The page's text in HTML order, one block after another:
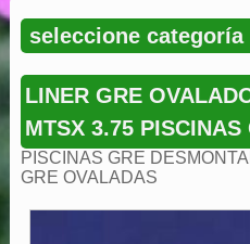
LINER GRE
MTSX 3.75
PISCINAS GRE
GRE OVALADAS